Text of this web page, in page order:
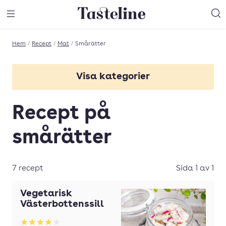
Till Tastelines startsida
Hem / Recept / Mat / Smårätter
Visa kategorier
Billig mat
Burgare
Fiskgratäng
Recept på
smårätter
7 recept Sida 1 av 1
Vegetarisk
Västerbottenssill